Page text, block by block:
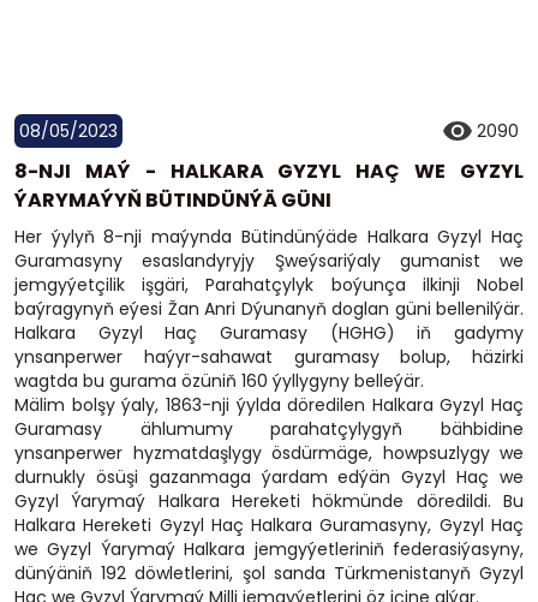
08/05/2023 2090
8-NJI MAÝ - HALKARA GYZYL HAÇ WE GYZYL
ÝARYMAÝYŇ BÜTINDÜNÝÄ GÜNI
Her ýylyň 8-nji maýynda Bütindünýäde Halkara Gyzyl Haç
Guramasyny esaslandyryjy Şweýsariýaly gumanist we
jemgyýetçilik işgäri, Parahatçylyk boýunça ilkinji Nobel
baýragynyň eýesi Žan Anri Dýunanyň doglan güni bellenilýär.
Halkara Gyzyl Haç Guramasy (HGHG) iň gadymy
ynsanperwer haýyr-sahawat guramasy bolup, häzirki
wagtda bu gurama özüniň 160 ýyllygyny belleýär.
Mälim bolşy ýaly, 1863-nji ýylda döredilen Halkara Gyzyl Haç
Guramasy ählumumy parahatçylygyň bähbidine
ynsanperwer hyzmatdaşlygy ösdürmäge, howpsuzlygy we
durnukly ösüşi gazanmaga ýardam edýän Gyzyl Haç we
Gyzyl Ýarymaý Halkara Hereketi hökmünde döredildi. Bu
Halkara Hereketi Gyzyl Haç Halkara Guramasyny, Gyzyl Haç
we Gyzyl Ýarymaý Halkara jemgyýetleriniň federasiýasyny,
dünýäniň 192 döwletlerini, şol sanda Türkmenistanyň Gyzyl